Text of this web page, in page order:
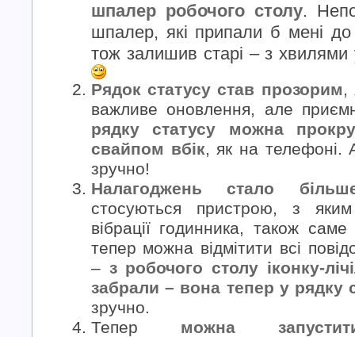
шпалер робочого столу.
шпалер, які припали б мені
тож залишив старі – з хвилями
Рядок статусу став прозорим,
важливе оновлення, але
рядку статусу можна
свайпом вбік, як на телефоні.
зручно!
Налагоджень стало
стосуються пристрою, з
вібрації годинника, також
тепер можна відмітити всі
– з робочого столу іконку-
забрали – вона тепер у рядку
зручно.
Тепер можна